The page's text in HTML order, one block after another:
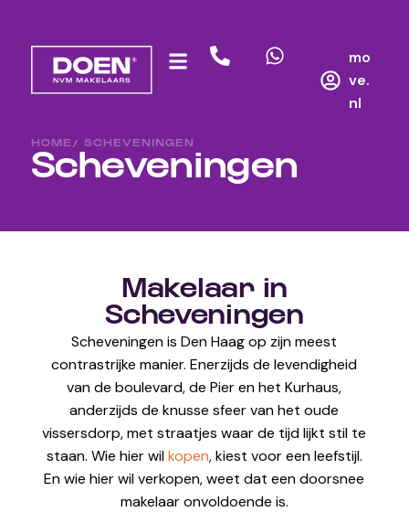
mo
ve.
nl
HOME / SCHEVENINGEN
Scheveningen
Makelaar in
Scheveningen
Scheveningen is Den Haag op zijn meest
contrastrijke manier. Enerzijds de levendigheid
van de boulevard, de Pier en het Kurhaus,
anderzijds de knusse sfeer van het oude
vissersdorp, met straatjes waar de tijd lijkt stil te
staan. Wie hier wilkopen, kiest voor een leefstijl.
En wie hier wil verkopen, weet dat een doorsnee
makelaar onvoldoende is.